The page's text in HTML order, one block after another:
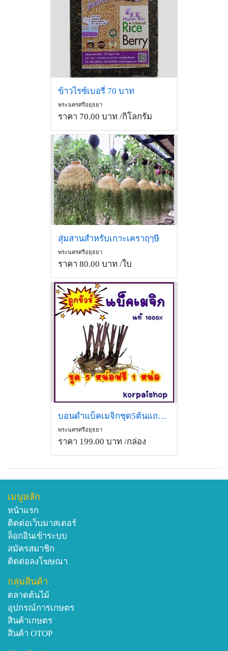
ข้าวไรซ์เบอรี่ 70 บาท
พระนครศรีอยุธยา
ราคา 70.00 บาท /กิโลกรัม
สุ่มสานสำหรับเกาะเคราฤๅษี
พระนครศรีอยุธยา
ราคา 80.00 บาท /ใบ
บอนดำแบ็คเมจิกชุด5ต้นแถมฟรี1ต้น
พระนครศรีอยุธยา
ราคา 199.00 บาท /กล่อง
เมนูหลัก
หน้าแรก
ติดต่อเว็บมาสเตอร์
ล็อกอินเข้าระบบ
สมัครสมาชิก
ติดต่อลงโฆษณา
กลุ่มสินค้า
ตลาดต้นไม้
อุปกรณ์การเกษตร
สินค้าเกษตร
สินค้า OTOP